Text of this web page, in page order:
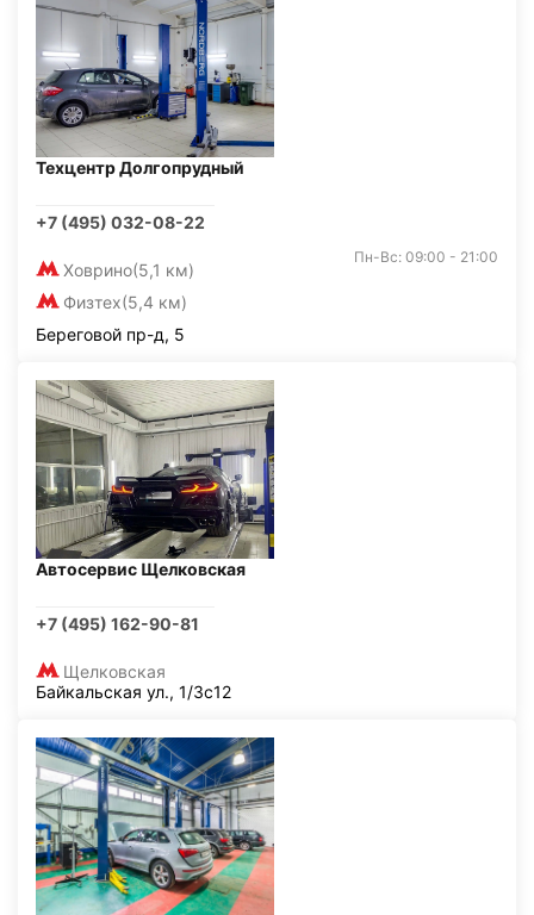
Техцентр Долгопрудный
+7 (495) 032-08-22
Ховрино(5,1 км)
Физтех(5,4 км)
Пн-Вс: 09:00 - 21:00
Береговой пр-д, 5
Автосервис Щелковская
+7 (495) 162-90-81
Щелковская
Байкальская ул., 1/3с12